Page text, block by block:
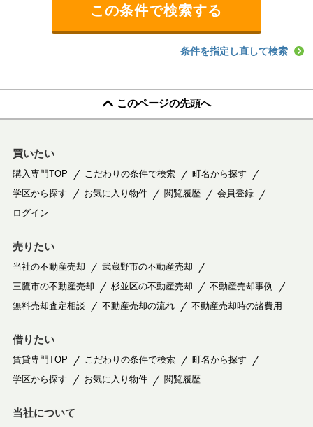
条件を指定し直して検索
このページの先頭へ
買いたい
購入専門TOP こだわりの条件で検索
町名から探す
学区から探す
お気に入り物件 閲覧履歴
会員登録
ログイン
売りたい
当社の不動産売却
武蔵野市の不動産売却
三鷹市の不動産売却
杉並区の不動産売却
不動産売却事例
無料売却査定相談
不動産売却の流れ 不動産売却時の諸費用
借りたい
賃貸専門TOP こだわりの条件で検索
町名から探す
学区から探す
お気に入り物件 閲覧履歴
当社について